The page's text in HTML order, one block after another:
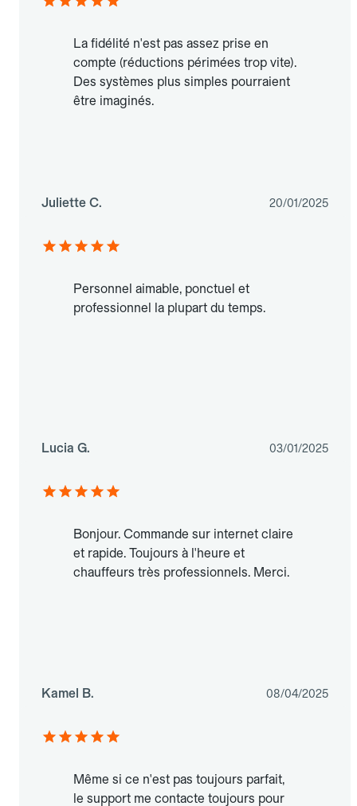
La fidélité n'est pas assez prise en
compte (réductions périmées trop vite).
Des systèmes plus simples pourraient
être imaginés.
Juliette C. 20/01/2025
Personnel aimable, ponctuel et
professionnel la plupart du temps.
Lucia G. 03/01/2025
Bonjour. Commande sur internet claire
et rapide. Toujours à l'heure et
chauffeurs très professionnels. Merci.
Kamel B. 08/04/2025
Même si ce n'est pas toujours parfait,
le support me contacte toujours pour